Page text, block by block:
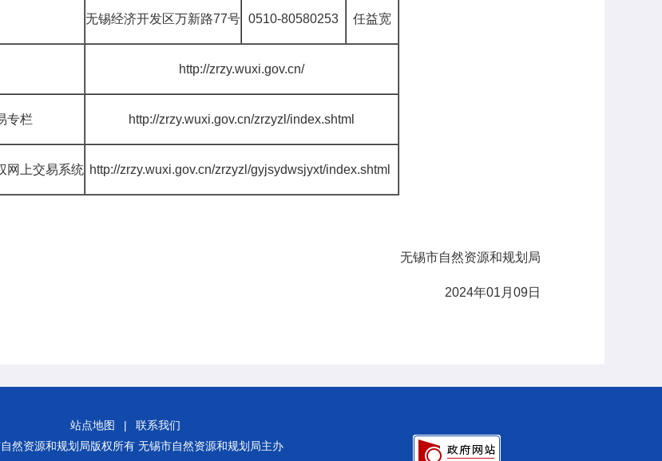
无锡经济开发区万新路77号 0510-80580253 任益宽
http://zrzy.wuxi.gov.cn/
专栏 http://zrzy.wuxi.gov.cn/zrzyzl/index.shtml
网上交易系统 http://zrzy.wuxi.gov.cn/zrzyzl/gyjsydwsjyxt/index.shtml
无锡市自然资源和规划局
2024年01 月 09日
站点地图 |
联系我们
然资源和规划局版权所有 无锡市自然资源和规划局主办